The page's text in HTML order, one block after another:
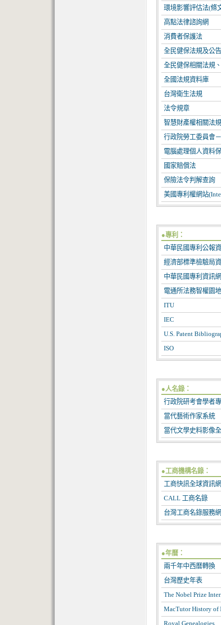
環境影響評估法(條
高點法律諮詢網
消費者保護法
全民健保法規及公
全民健保相關法規
全國法規資料庫
台灣衛生法規
法令規章
智慧財產權相關法規
行政院勞工委員會
電腦處理個人資料
國家賠償法
保險法令判解查詢
美國專利權網站
●專利：
中華民國專利公報
經濟部標準檢驗局
中華民國專利資訊網
電通所法務智權園地
ITU
IEC
U.S. Patent
ISO
●人名錄：
行政院研考會學者
當代藝術作家系統
當代文學史料影像
●工商機構名錄：
工商快訊全球資訊網
CALL 工商名錄
台灣工商名錄服務網
●年曆：
兩千年中西曆轉換
台灣歷史年表
The Nobel Prize
MacTutor History of
Royal Genealogies